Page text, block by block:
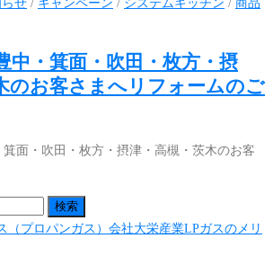
中・箕面・吹田・枚方・摂
のお客さまへリフォームのご
面・吹田・枚方・摂津・高槻・茨木のお客